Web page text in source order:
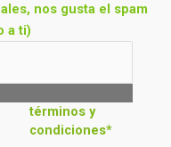
nos gusta el spam
a ti)
términos y
condiciones*